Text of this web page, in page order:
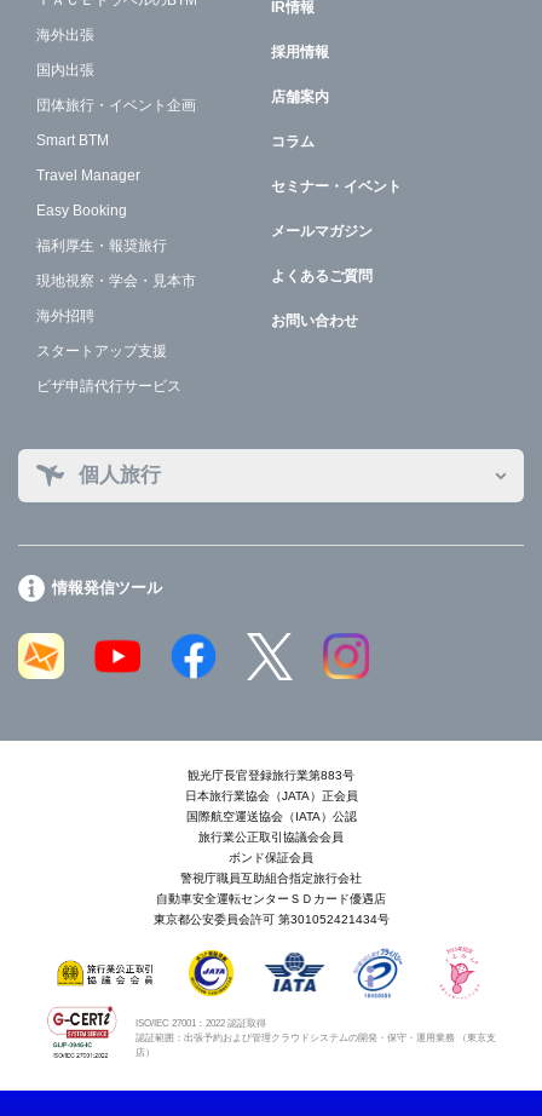
海外出張
国内出張
団体旅行・イベント企画
Smart BTM
Travel Manager
Easy Booking
福利厚生・報奨旅行
現地視察・学会・見本市
海外招聘
スタートアップ支援
ビザ申請代行サービス
IR情報
採用情報
店舗案内
コラム
セミナー・イベント
メールマガジン
よくあるご質問
お問い合わせ
個人旅行
情報発信ツール
観光庁長官登録旅行業第883号
日本旅行業協会（JATA）正会員
国際航空運送協会（IATA）公認
旅行業公正取引協議会会員
ボンド保証会員
警視庁職員互助組合指定旅行会社
自動車安全運転センターＳＤカード優遇店
東京都公安委員会許可 第301052421434号
ISO/IEC 27001：2022 認証取得
認証範囲：出張予約および管理クラウドシステムの開発・保守・運用業務 （東京支
店）